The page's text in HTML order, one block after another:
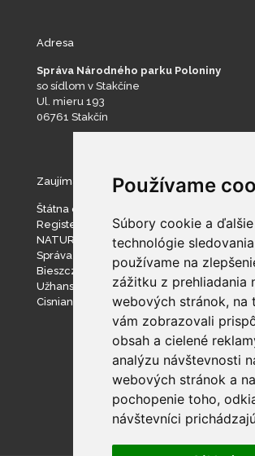
Používame
Súbory cookie a ďalšie
technológie sledovania
používame na
zážitku z prehliadania
webových stránok, na
vám zobrazovali
obsah a cielené
analýzu návštevnosti
webových stránok a na
pochopenie toho,
návštevníci
Adresa
Správa Národného parku Poloniny
so sídlom v Stakčíne
Ul. mieru 193
06761 Stakčín
Zaujímavé stránky
Štátna ochrana prírody SR
Register ponúkaného majetku štátu
NATURA 2000
Správa slovenských jaskýň
Bieszczadzki Park Narodowy
Užhanský národný prírodný park
Cisniansko-Wetlinský park krajobrazowy